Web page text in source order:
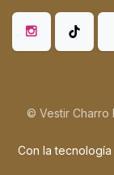
© Vestir Charro
Con la